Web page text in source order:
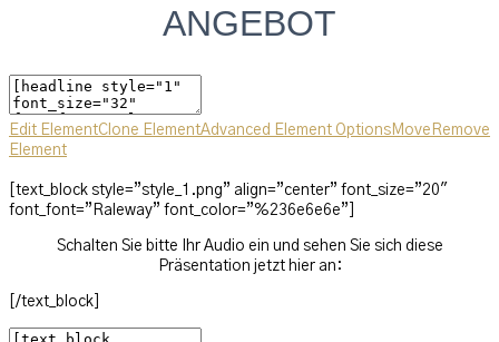
ANGEBOT
Edit ElementClone ElementAdvanced Element Options Move Remove
Element
[text_block style=”style_1.png” align=”center” font_size=”20″
font_font=”Raleway” font_color=”%236e6e6e”]
Schalten Sie bitte Ihr Audio ein und sehen Sie sich diese
Präsentation jetzt hier an:
[/text_block]